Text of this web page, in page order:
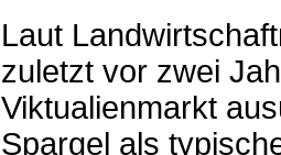
Laut
zuletzt vor zwei
Viktualienmarkt
Spargel als